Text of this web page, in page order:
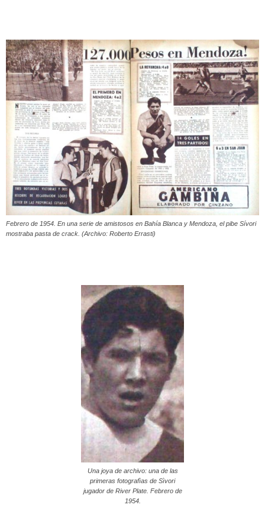
Febrero de 1954. En una serie de amistosos en Bahía Blanca y Mendoza, el pibe Sívori
mostraba pasta de crack. (Archivo: Roberto Errasti)
Una joya de archivo: una de las
primeras fotografìas de Sìvori
jugador de River Plate. Febrero de
1954.